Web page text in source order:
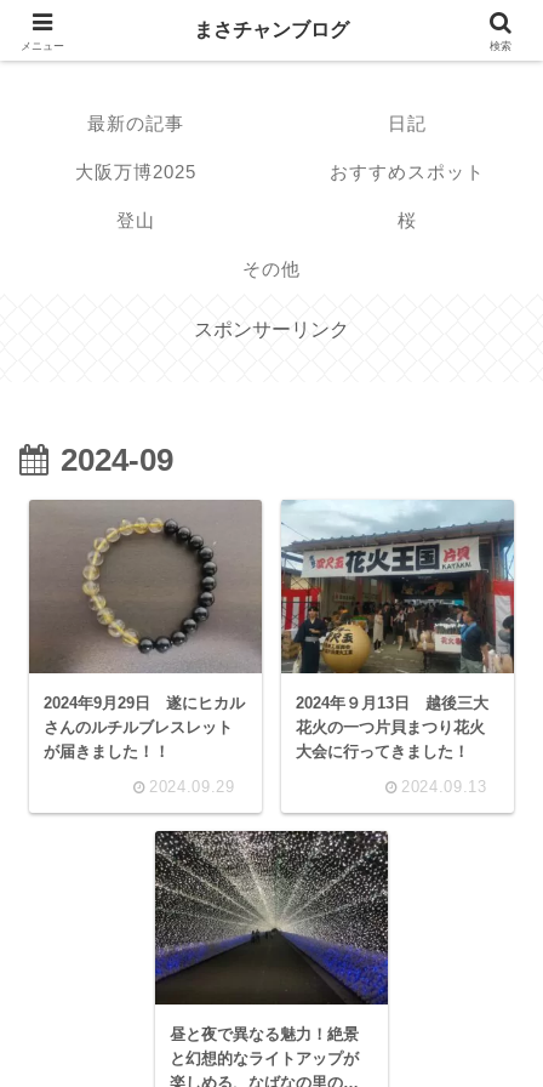
まさチャンブログ
最新の記事 日記
大阪万博2025 おすすめスポット
登山 桜
その他
スポンサーリンク
2024-09
2024年9月29日 遂にヒカル
さんのルチルブレスレット
が届きました！！
2024.09.29
2024年９月13日 越後三大
花火の一つ片貝まつり花火
大会に行ってきました！
2024.09.13
昼と夜で異なる魅力！絶景
と幻想的なライトアップが
楽しめる、なばなの里の魅
メニュー
まさチャンブログ
検索